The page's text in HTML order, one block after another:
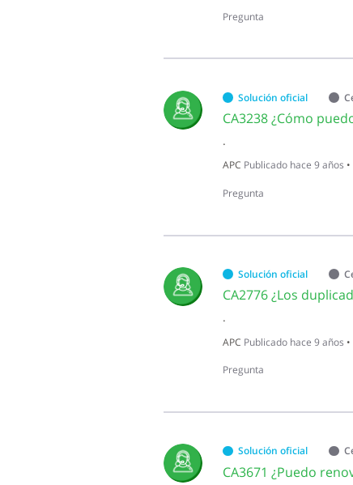
Pregunta
Solución oficial
CA3238 ¿Cómo
.
APC Publicado hace 9 años •
Pregunta
Solución oficial
.
APC Publicado hace 9 años •
Pregunta
Solución oficial